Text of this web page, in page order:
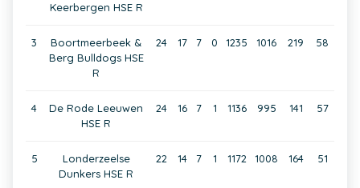
Keerbergen HSE R
3
Boortmeerbeek &
Berg Bulldogs HSE
R
24 17 7 0 1235 1016 219 58
4
De Rode Leeuwen
HSE R
24 16 7 1 1136 995 141 57
5
Londerzeelse
Dunkers HSE R
22 14 7 1 1172 1008 164 51